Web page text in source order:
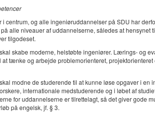
i centrum, og alle ingeniøruddannelser på SDU har
alle niveauer af uddannelserne, således at
tilgodeset.
skabe moderne, helstøbte ingeniører. Lærings- og
at tænke og arbejde problemorienteret,
modne de studerende til at kunne løse opgaver i
internationale medstuderende og i løbet af
for uddannelserne er tilrettelagt, så det giver gode
på engelsk, jf. § 3.